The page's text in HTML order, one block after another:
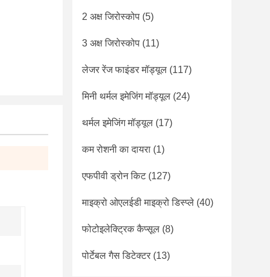
2 अक्ष जिरोस्कोप (5)
3 अक्ष जिरोस्कोप (11)
लेजर रेंज फाइंडर मॉड्यूल (117)
मिनी थर्मल इमेजिंग मॉड्यूल (24)
थर्मल इमेजिंग मॉड्यूल (17)
कम रोशनी का दायरा (1)
एफपीवी ड्रोन किट(127)
माइक्रो ओएलईडी माइक्रो डिस्प्ले (40)
फोटोइलेक्ट्रिक कैप्सूल (8)
पोर्टेबल गैस डिटेक्टर (13)